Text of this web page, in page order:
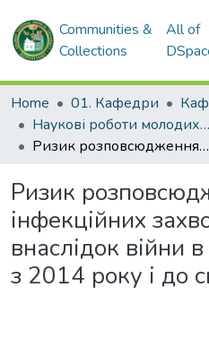
Communities &
Collections
All of
Home 01. Кафедри
Наукові роботи молодих дослідників. Кафедра епідеміології
Ризик розповсюдження інфекційних захворювань внаслідок війни в Україні в період з 2014 року і до сьогодні
Ризик
інфекційних
внаслідок війни
з 2014 року і до